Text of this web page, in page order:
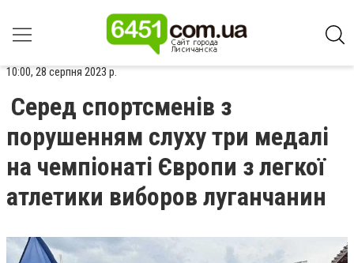
10:00, 28 серпня 2023 р.
Серед спортсменів з
порушенням слуху три медалі
на чемпіонаті Європи з легкої
атлетики виборов луганчанин